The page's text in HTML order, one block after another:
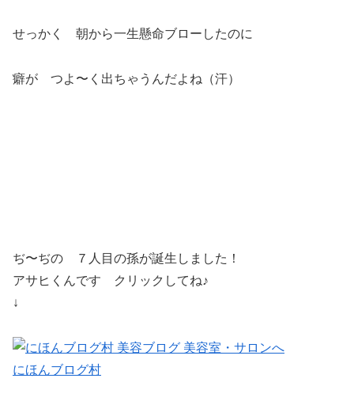
せっかく 朝から一生懸命ブローしたのに
癖が つよ〜く出ちゃうんだよね（汗）
ぢ〜ぢの ７人目の孫が誕生しました！
アサヒくんです クリックしてね♪
↓
にほんブログ村